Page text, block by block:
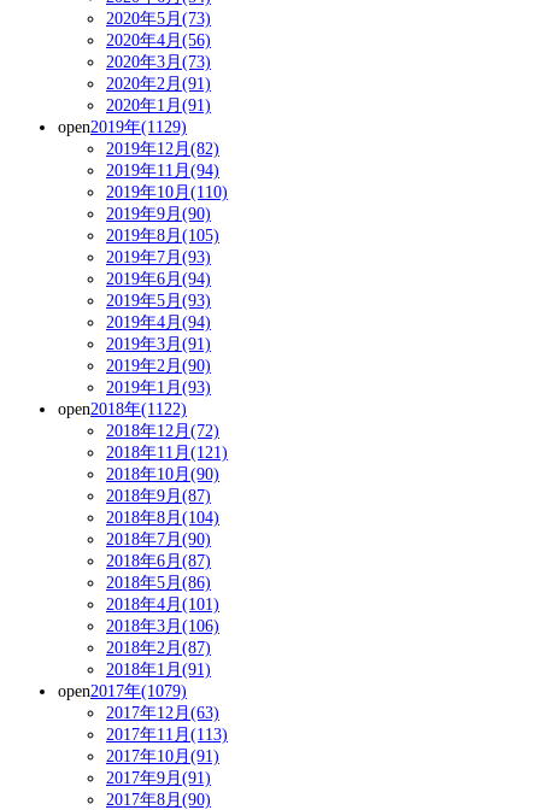
2020年5月(73)
2020年4月(56)
2020年3月(73)
2020年2月(91)
2020年1月(91)
open2019年(1129)
2019年12月(82)
2019年11月(94)
2019年10月(110)
2019年9月(90)
2019年8月(105)
2019年7月(93)
2019年6月(94)
2019年5月(93)
2019年4月(94)
2019年3月(91)
2019年2月(90)
2019年1月(93)
open2018年(1122)
2018年12月(72)
2018年11月(121)
2018年10月(90)
2018年9月(87)
2018年8月(104)
2018年7月(90)
2018年6月(87)
2018年5月(86)
2018年4月(101)
2018年3月(106)
2018年2月(87)
2018年1月(91)
open2017年(1079)
2017年12月(63)
2017年11月(113)
2017年10月(91)
2017年9月(91)
2017年8月(90)